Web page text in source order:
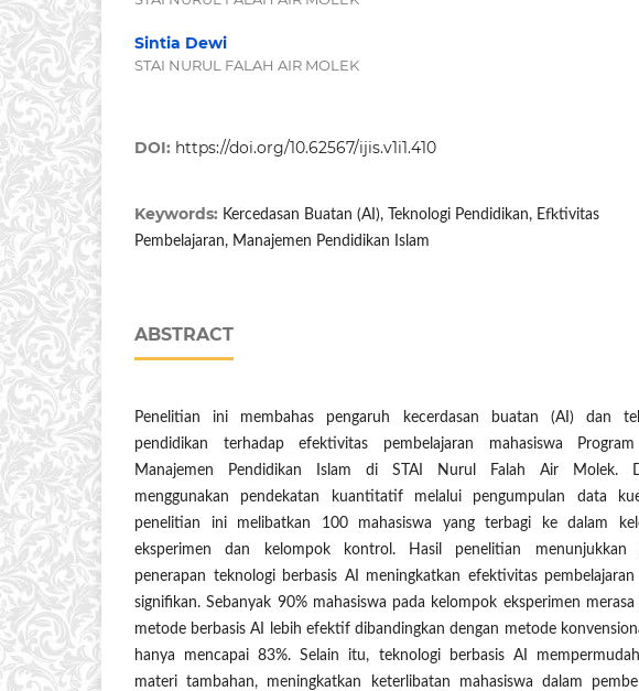
Sintia Dewi
STAI NURUL FALAH AIR MOLEK
DOI: https://doi.org/10.62567/ijis.v1i1.410
Keywords: Kercedasan Buatan (AI), Teknologi Pendidikan, Efktivitas
Pembelajaran, Manajemen Pendidikan Islam
ABSTRACT
Penelitian ini membahas pengaruh kecerdasan buatan (AI) dan
pendidikan terhadap efektivitas pembelajaran mahasiswa
Manajemen Pendidikan Islam di STAI Nurul Falah Air Molek.
menggunakan pendekatan kuantitatif melalui pengumpulan data
penelitian ini melibatkan 100 mahasiswa yang terbagi ke dalam
eksperimen dan kelompok kontrol. Hasil penelitian menunjukkan
penerapan teknologi berbasis AI meningkatkan efektivitas pembelajaran
signifikan. Sebanyak 90% mahasiswa pada kelompok eksperimen merasa
metode berbasis AI lebih efektif dibandingkan dengan metode
hanya mencapai 83%. Selain itu, teknologi berbasis AI
materi tambahan, meningkatkan keterlibatan mahasiswa dalam